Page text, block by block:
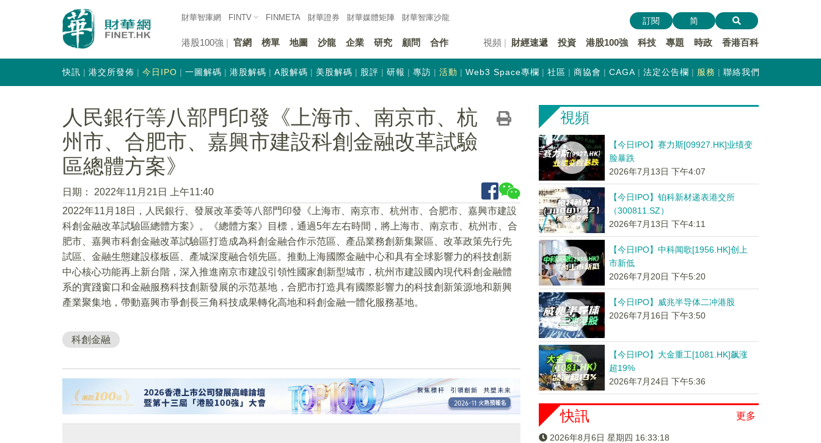
財華智庫網 FINTV FINMETA 財華證券 財華媒體矩陣 財華智庫沙龍
港股100強 官網 榜單 地圖 沙龍 企業 研究 顧問 合作 視頻 財經速遞 投資 港股100強 科技 專題 時政 香港百科
訂閱 简
快訊 港交所發佈 今日IPO 一圖解碼 港股解碼 A股解碼 美股解碼 股評 研報 專訪 活動 Web3 Space專欄 社區 商協會 CAGA 法定公告欄 服務 聯絡我們
人民銀行等八部門印發《上海市、南京市、杭
州市、合肥市、嘉興市建設科創金融改革試驗
區總體方案》
日期：
2022年11月21日 上午11:40
2022年11月18日，人民銀行、發展改革委等八部門印發《上海市、南京市、杭州市、合肥市、嘉興市建設
科創金融改革試驗區總體方案》。《總體方案》目標，通過5年左右時間，將上海市、南京市、杭州市、合
肥市、嘉興市科創金融改革試驗區打造成為科創金融合作示范區、產品業務創新集聚區、改革政策先行先
試區、金融生態建設樣板區、產城深度融合領先區。推動上海國際金融中心和具有全球影響力的科技創新
中心核心功能再上新台階，深入推進南京市建設引領性國家創新型城市，杭州市建設國內現代科創金融體
系的實踐窗口和金融服務科技創新發展的示范基地，合肥市打造具有國際影響力的科技創新策源地和新興
產業聚集地，帶動嘉興市爭創長三角科技成果轉化高地和科創金融一體化服務基地。
科創金融
視頻
【今日IPO】赛力斯[09927.HK]业绩变
脸暴跌
2026年7月13日 下午4:07
【今日IPO】铂科新材递表港交所
（300811.SZ）
2026年7月13日 下午4:11
【今日IPO】中科闻歌[1956.HK]创上
市新低
2026年7月20日 下午5:20
【今日IPO】威兆半导体二冲港股
2026年7月16日 下午3:50
【今日IPO】大金重工[1081.HK]飙涨
超19%
2026年7月24日 下午5:36
更多
快訊
2026年8月6日 星期四 16:33:19